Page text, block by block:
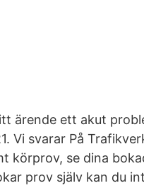
ärende ett akut
Vi svarar På
körprov, se dina
prov själv kan du